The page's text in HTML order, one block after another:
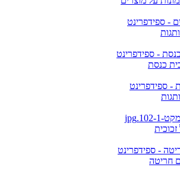
כנסת
חריטה